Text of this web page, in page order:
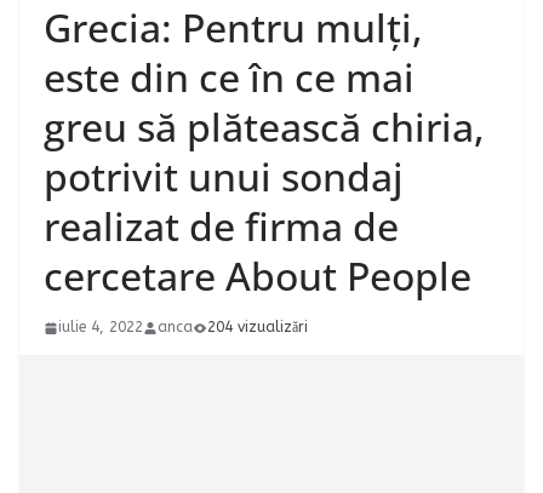
Grecia: Pentru mulți,
este din ce în ce mai
greu să plătească chiria,
potrivit unui sondaj
realizat de firma de
cercetare About People
iulie 4, 2022 anca 204 vizualizări